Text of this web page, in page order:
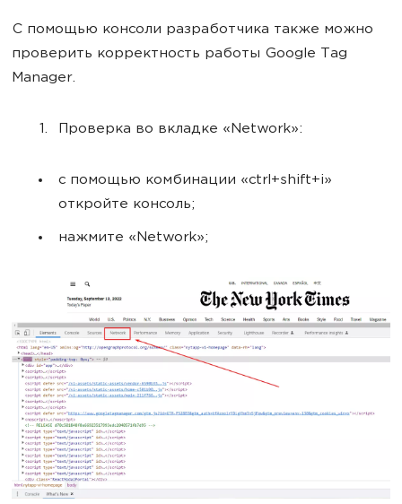
С помощью консоли разработчика также можно
проверить корректность работы Google Tag
Manager.
Проверка во вкладке «Network»:
с помощью комбинации «ctrl+shift+i»
откройте консоль;
нажмите «Network»;